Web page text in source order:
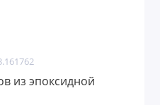
из эпоксидной